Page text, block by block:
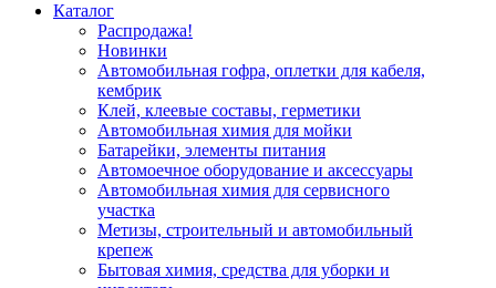
Каталог
Распродажа!
Новинки
Автомобильная гофра, оплетки для кабеля,
кембрик
Клей, клеевые составы, герметики
Автомобильная химия для мойки
Батарейки, элементы питания
Автомоечное оборудование и аксессуары
Автомобильная химия для сервисного
участка
Метизы, строительный и автомобильный
крепеж
Бытовая химия, средства для уборки и